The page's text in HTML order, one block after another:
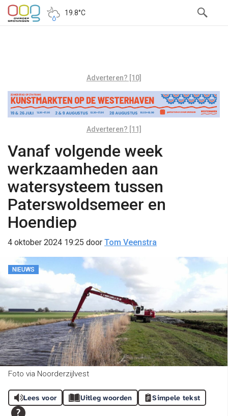
19.8°C
Adverteren? [10]
Adverteren? [11]
Vanaf volgende week
werkzaamheden aan
watersysteem tussen
Paterswoldsemeer en
Hoendiep
4 oktober 2024 19:25 door Tom Veenstra
NIEUWS
Foto via Noorderzijlvest
Lees voor Uitleg woorden Simpele tekst